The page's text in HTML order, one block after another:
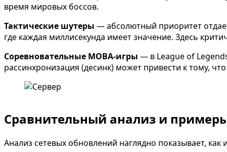
время мировых боссов.
Тактические шутеры — абсолютный приоритет
где каждая миллисекунда имеет значение. Здесь
Соревновательные MOBA-игры — в League of
рассинхронизация (десинк) может привести к тому,
Сравнительный анализ и
Анализ сетевых обновлений наглядно показывает,